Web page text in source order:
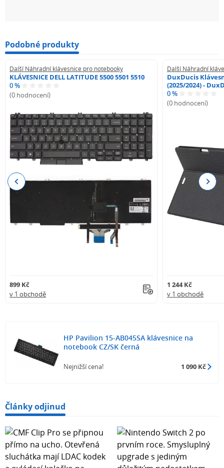
Podobné produkty
Další Náhradní klávesnice pro notebooky
KLÁVESNICE DELL LATITUDE 5500 5501 5510
0 %
(0 hodnocení)
899 Kč
v 1 obchodě
Další Náhradní
DuxDucis
(2025/2024) -
0 %
(0 hodnocení)
1 244 Kč
v 1 obchodě
Previous Next
HP Pavilion 15-AB045SA klávesnice na
notebook CZ/SK černá
Nejnižší cena! 1 090 Kč
Články odjinud